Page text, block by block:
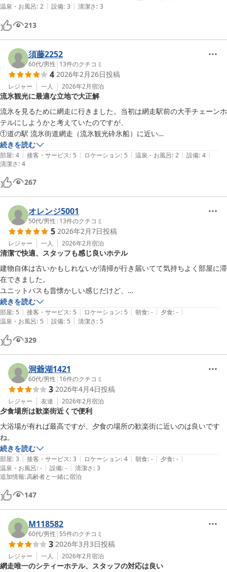
清潔感があり大変良かったです。
今度は家族でまた利用したいと思います。
温泉・お風呂: 2 | 設備: 3 | 清潔さ: 3
213
須藤2252
60代/男性 | 13件のクチコミ
4 2026年2月26日投稿
レジャー 一人 2026年2月宿泊
流氷観光に最適な立地で大正解
流氷を見るために網走に行きました。当初は網走駅前の大手チェーンホ
テルにしようかと考えていたのですが、
①道の駅 流氷街道網走（流氷観光砕氷船）に近い
②飲食店街に近い
③網走バスターミナルに近い
というロケーションを考えこちらのホテルにしました。
結果「大正解」
お風呂がユニットバスだということを除けば、皆さんご満足されるので
は、と思います。
続きを読む
部屋: 4 | 接客・サービス: 5 | ロケーション: 5 | 温泉・お風呂: 2 | 設備: 4 |
清潔さ: 4
267
オレンジ5001
50代/男性 | 13件のクチコミ
5 2026年2月7日投稿
レジャー 一人 2026年2月宿泊
清潔で快適、スタッフも感じ良いホテル
建物自体は古いかもしれないが清掃が行き届いてて気持ちよく部屋に滞
在できました。
ユニットバスも昔懐かしい感じだけど、
お湯の溜まるのが早くていいです。
デスクに付いているコンセントだけはだいぶ接触が悪くなっているよう
で、
充電器を挿してもかなりゆるゆるで、気がついたら充電止まってたりし
たのであまり使えなかった。
続きを読む
部屋: 5 | 接客・サービス: 5 | ロケーション: 5 | 朝食: - | 夕食: - |
温泉・お風呂: 5 | 設備: 5 | 清潔さ: 5
329
洞爺湖1421
60代/男性 | 16件のクチコミ
3 2026年4月4日投稿
レジャー 友達 2026年2月宿泊
夕食場所は歓楽街近くで便利
大浴場が有れば最高ですが、夕食の場所の歓楽街に近いのは良いです
ね。
続きを読む
部屋: 3 | 接客・サービス: 3 | ロケーション: 4 | 朝食: - | 夕食: - |
温泉・お風呂: - | 設備: - | 清潔さ: 3
追加情報:高齢者と一緒に宿泊
147
M118582
60代/男性 | 55件のクチコミ
3 2026年3月3日投稿
レジャー 一人 2026年2月宿泊
網走唯一のシティーホテル、スタッフの対応は良い